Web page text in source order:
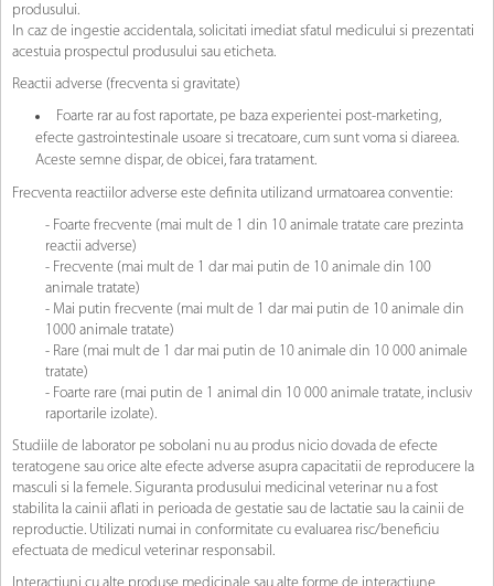
produsului.
In caz de ingestie accidentala, solicitati imediat sfatul medicului si prezentati
acestuia prospectul produsului sau eticheta.
Reactii adverse (frecventa si gravitate)
Foarte rar au fost raportate, pe baza experientei post-marketing,
efecte gastrointestinale usoare si trecatoare, cum sunt voma si diareea.
Aceste semne dispar, de obicei, fara tratament.
Frecventa reactiilor adverse este definita utilizand urmatoarea conventie:
- Foarte frecvente (mai mult de 1 din 10 animale tratate care prezinta
reactii adverse)
- Frecvente (mai mult de 1 dar mai putin de 10 animale din 100
animale tratate)
- Mai putin frecvente (mai mult de 1 dar mai putin de 10 animale din
1000 animale tratate)
- Rare (mai mult de 1 dar mai putin de 10 animale din 10 000 animale
tratate)
- Foarte rare (mai putin de 1 animal din 10 000 animale tratate, inclusiv
raportarile izolate).
Studiile de laborator pe sobolani nu au produs nicio dovada de efecte
teratogene sau orice alte efecte adverse asupra capacitatii de reproducere la
masculi si la femele. Siguranta produsului medicinal veterinar nu a fost
stabilita la cainii aflati in perioada de gestatie sau de lactatie sau la cainii de
reproductie. Utilizati numai in conformitate cu evaluarea risc/beneficiu
efectuata de medicul veterinar responsabil.